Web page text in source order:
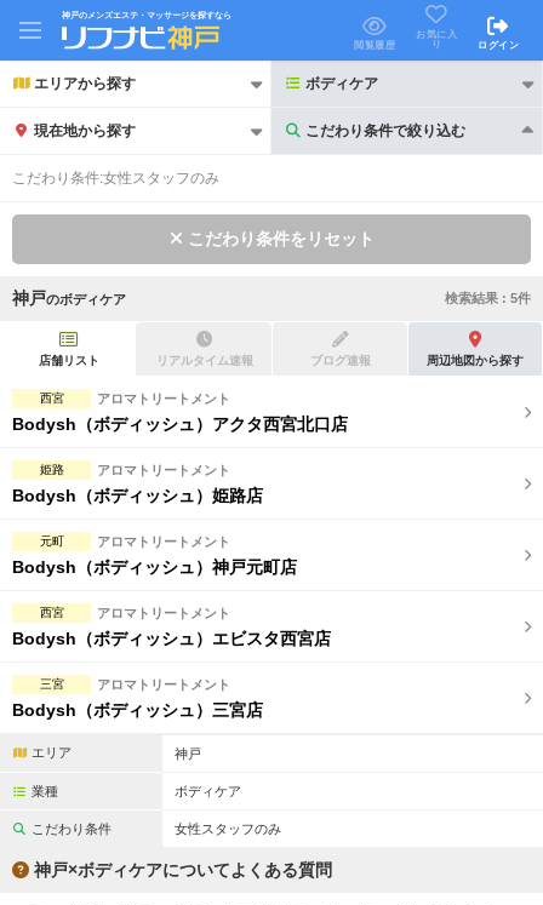
神戸のメンズエステ・マッサージを探すなら
閲覧履歴
お気に入
り
ログイン
エリアから探す ボディケア
現在地から探す こだわり条件で絞り込む
こだわり条件で絞り込む
初回割引あり リピーター割引あり
団体割引
2名様歓迎
完全個室
フットバスあり 岩盤浴あり
専用駐車場あり
スタッフ指名可
駅から徒歩5分以内
こだわり条件:女性スタッフのみ
こだわり条件をリセット
神戸のボディケア 検索結果 : 5件
店舗リスト リアルタイム速報 ブログ速報 周辺地図から探す
西宮 アロマトリートメント
Bodysh（ボディッシュ）アクタ西宮北口店
姫路 アロマトリートメント
Bodysh（ボディッシュ）姫路店
元町 アロマトリートメント
Bodysh（ボディッシュ）神戸元町店
西宮 アロマトリートメント
Bodysh（ボディッシュ）エビスタ西宮店
三宮 アロマトリートメント
Bodysh（ボディッシュ）三宮店
エリア 神戸
業種 ボディケア
こだわり条件 女性スタッフのみ
神戸×ボディケアについてよくある質問